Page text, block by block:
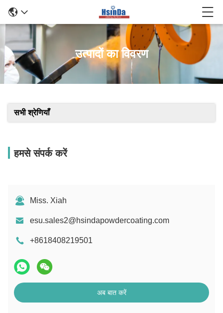
उत्पादों का विवरण
सभी श्रेणियाँ
हमसे संपर्क करें
Miss. Xiah
esu.sales2@hsindapowdercoating.com
+8618408219501
अब बात करें